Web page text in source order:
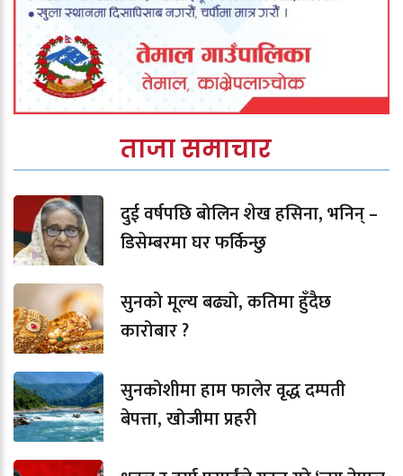
ताजा समाचार
दुई वर्षपछि बोलिन शेख हसिना, भनिन् –
डिसेम्बरमा घर फर्किन्छु
सुनको मूल्य बढ्यो, कतिमा हुँदैछ
कारोबार ?
सुनकोशीमा हाम फालेर वृद्ध दम्पती
बेपत्ता, खोजीमा प्रहरी